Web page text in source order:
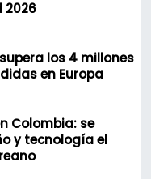
2026
los 4 millones
en Europa
Colombia: se
y tecnología el